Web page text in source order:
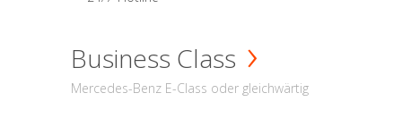
Business Class
Mercedes-Benz E-Class oder gleichwärtig